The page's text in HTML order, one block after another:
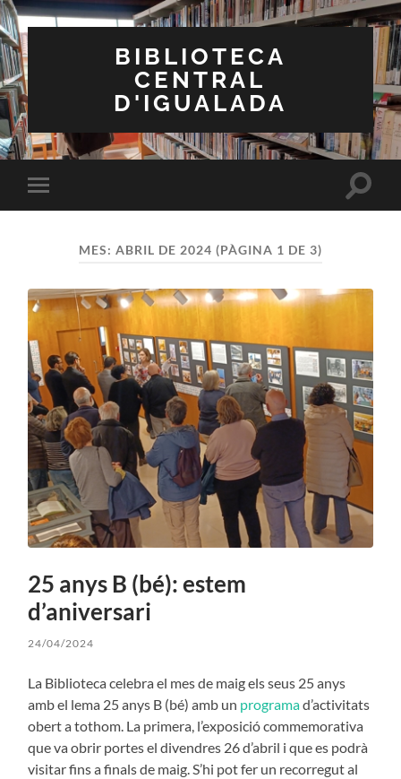
BIBLIOTECA
CENTRAL
D'IGUALADA
Toggle
mobile
Toggle
MES: ABRIL DE 2024 (PÀGINA 1 DE 3)
25 anys B (bé): estem
d’aniversari
24/04/2024
La Biblioteca celebra el mes de maig els seus 25 anys
amb el lema 25 anys B (bé) amb un programad’activitats
obert a tothom. La primera, l’exposició commemorativa
que va obrir portes el divendres 26 d’abril i que es podrà
visitar fins a finals de maig. S’hi pot fer un recorregut al